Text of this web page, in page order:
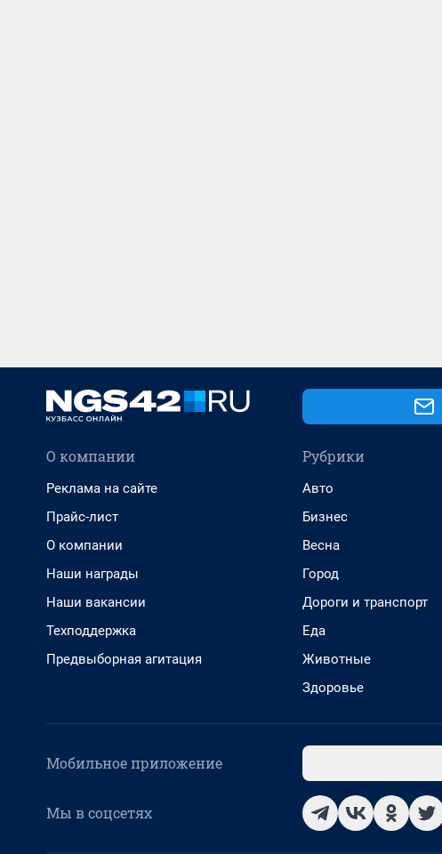
О компании
Реклама на сайте
Прайс-лист
О компании
Наши награды
Наши вакансии
Техподдержка
Предвыборная агитация
Рубрики
Авто
Бизнес
Весна
Город
Дороги и транспорт
Еда
Животные
Здоровье
Мобильное приложение
Мы в соцсетях